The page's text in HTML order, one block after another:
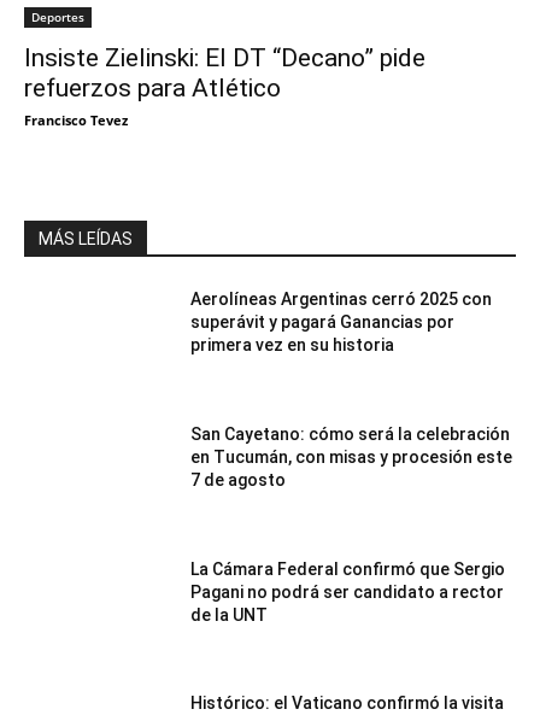
Deportes
Insiste Zielinski: El DT “Decano” pide
refuerzos para Atlético
Francisco Tevez
MÁS LEÍDAS
Aerolíneas Argentinas cerró 2025 con
superávit y pagará Ganancias por
primera vez en su historia
San Cayetano: cómo será la celebración
en Tucumán, con misas y procesión este
7 de agosto
La Cámara Federal confirmó que Sergio
Pagani no podrá ser candidato a rector
de la UNT
Histórico: el Vaticano confirmó la visita